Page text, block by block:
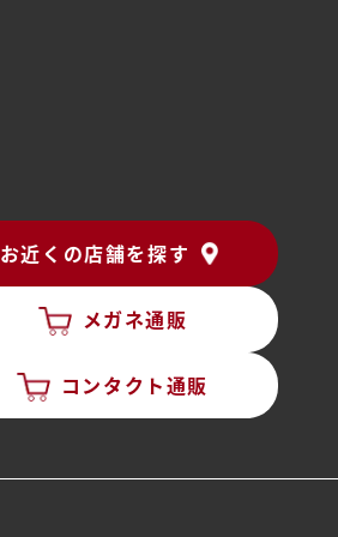
お近くの店舗を探す
メガネ通販
コンタクト通販